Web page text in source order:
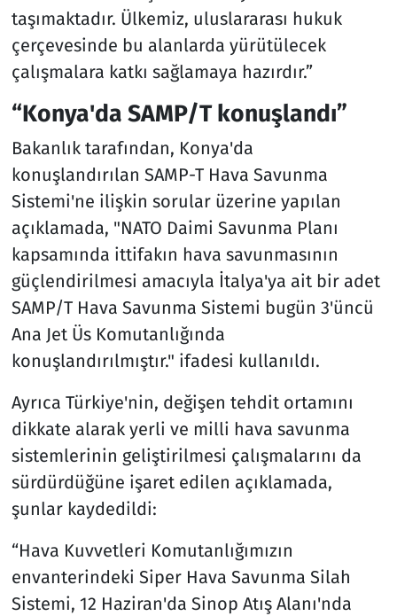
taşımaktadır. Ülkemiz, uluslararası hukuk
çerçevesinde bu alanlarda yürütülecek
çalışmalara katkı sağlamaya hazırdır.”
“Konya'da SAMP/T konuşlandı”
Bakanlık tarafından, Konya'da
konuşlandırılan SAMP-T Hava Savunma
Sistemi'ne ilişkin sorular üzerine yapılan
açıklamada, "NATO Daimi Savunma Planı
kapsamında ittifakın hava savunmasının
güçlendirilmesi amacıyla İtalya'ya ait bir adet
SAMP/T Hava Savunma Sistemi bugün 3'üncü
Ana Jet Üs Komutanlığında
konuşlandırılmıştır." ifadesi kullanıldı.
Ayrıca Türkiye'nin, değişen tehdit ortamını
dikkate alarak yerli ve milli hava savunma
sistemlerinin geliştirilmesi çalışmalarını da
sürdürdüğüne işaret edilen açıklamada,
şunlar kaydedildi:
“Hava Kuvvetleri Komutanlığımızın
envanterindeki Siper Hava Savunma Silah
Sistemi, 12 Haziran'da Sinop Atış Alanı'nda